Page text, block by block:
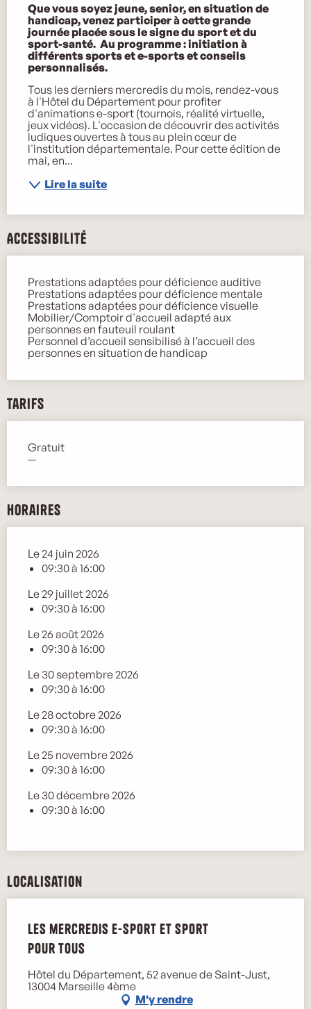
Que vous soyez jeune, senior, en situation de
handicap, venez participer à cette grande
journée placée sous le signe du sport et du
sport-santé.  Au programme : initiation à
différents sports et e-sports et conseils
personnalisés.
Tous les derniers mercredis du mois, rendez-vous
à l'Hôtel du Département pour profiter
d'animations e-sport (tournois, réalité virtuelle,
jeux vidéos). L'occasion de découvrir des activités
ludiques ouvertes à tous au plein cœur de
l'institution départementale. Pour cette édition de
mai, en...
Lire la suite
Accessibilité
Prestations adaptées pour déficience auditive
Prestations adaptées pour déficience mentale
Prestations adaptées pour déficience visuelle
Mobilier/Comptoir d'accueil adapté aux
personnes en fauteuil roulant
Personnel d’accueil sensibilisé à l’accueil des
personnes en situation de handicap
Tarifs
Gratuit
—
Horaires
Le 24 juin 2026
09:30 à 16:00
Le 29 juillet 2026
09:30 à 16:00
Le 26 août 2026
09:30 à 16:00
Le 30 septembre 2026
09:30 à 16:00
Le 28 octobre 2026
09:30 à 16:00
Le 25 novembre 2026
09:30 à 16:00
Le 30 décembre 2026
09:30 à 16:00
Localisation
Les mercredis e-sport et sport
pour tous
Hôtel du Département, 52 avenue de Saint-Just,
13004 Marseille 4ème
M'y rendre